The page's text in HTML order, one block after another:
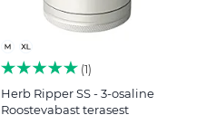
1
Herb Ripper SS - 3-osaline
Roostevabast terasest